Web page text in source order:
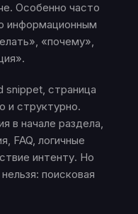
Особенно часто
информационным
«почему»,
snippet, страница
и структурно.
в начале раздела,
FAQ, логичные
интенту. Но
поисковая